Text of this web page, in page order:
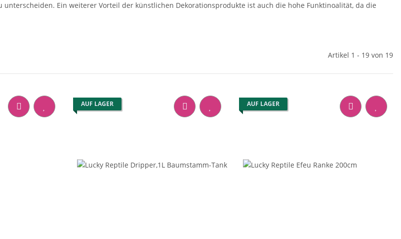
Ein weiterer Vorteil der künstlichen Dekorationsprodukte ist auch die hohe Funktinoalität, da die
Artikel 1 - 19 von 19
AUF LAGER AUF LAGER